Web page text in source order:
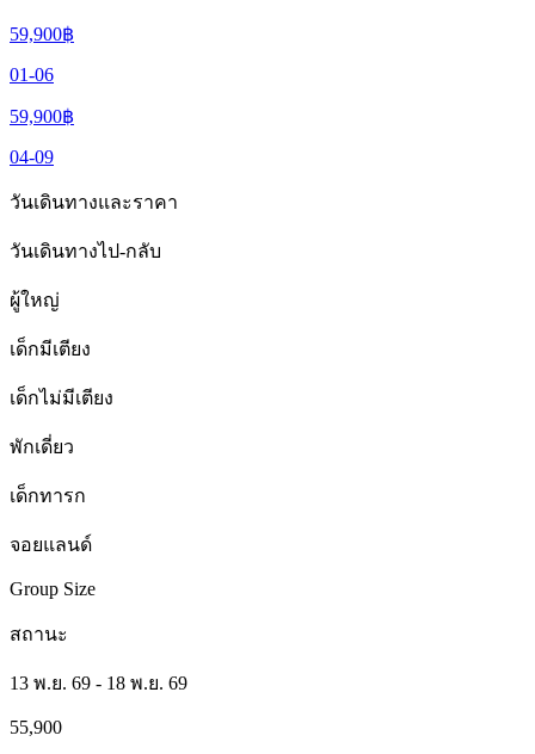
59,900฿
01-06
59,900฿
04-09
วันเดินทางและราคา
วันเดินทางไป-กลับ
ผู้ใหญ่
เด็กมีเตียง
เด็กไม่มีเตียง
พักเดี่ยว
เด็กทารก
จอยแลนด์
Group Size
สถานะ
13 พ.ย. 69 - 18 พ.ย. 69
55,900